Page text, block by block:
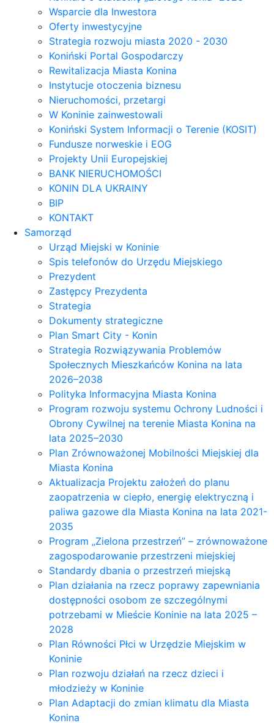
Wsparcie dla Inwestora
Oferty inwestycyjne
Strategia rozwoju miasta 2020 - 2030
Koniński Portal Gospodarczy
Rewitalizacja Miasta Konina
Instytucje otoczenia biznesu
Nieruchomości, przetargi
W Koninie zainwestowali
Koniński System Informacji o Terenie (KOSIT)
Fundusze norweskie i EOG
Projekty Unii Europejskiej
BANK NIERUCHOMOŚCI
KONIN DLA UKRAINY
BIP
KONTAKT
Samorząd
Urząd Miejski w Koninie
Spis telefonów do Urzędu Miejskiego
Prezydent
Zastępcy Prezydenta
Strategia
Dokumenty strategiczne
Plan Smart City - Konin
Strategia Rozwiązywania Problemów
Społecznych Mieszkańców Konina na lata
2026–2038
Polityka Informacyjna Miasta Konina
Program rozwoju systemu Ochrony Ludności i
Obrony Cywilnej na terenie Miasta Konina na
lata 2025–2030
Plan Zrównoważonej Mobilności Miejskiej dla
Miasta Konina
Aktualizacja Projektu założeń do planu
zaopatrzenia w ciepło, energię elektryczną i
paliwa gazowe dla Miasta Konina na lata 2021-
2035
Program „Zielona przestrzeń” – zrównoważone
zagospodarowanie przestrzeni miejskiej
Standardy dbania o przestrzeń miejską
Plan działania na rzecz poprawy zapewniania
dostępności osobom ze szczególnymi
potrzebami w Mieście Koninie na lata 2025 –
2028
Plan Równości Płci w Urzędzie Miejskim w
Koninie
Plan rozwoju działań na rzecz dzieci i
młodzieży w Koninie
Plan Adaptacji do zmian klimatu dla Miasta
Konina